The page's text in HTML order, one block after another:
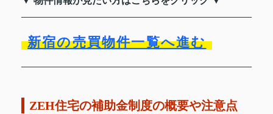
新宿の売買物件一覧へ進む
ZEH住宅の補助金制度の概要や注意点